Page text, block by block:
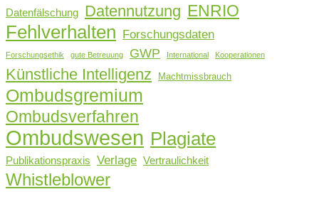
Datenfälschung Datennutzung ENRIO
Fehlverhalten Forschungsdaten
Forschungsethik gute Betreuung GWP International Kooperationen
Künstliche Intelligenz Machtmissbrauch
Ombudsgremium
Ombudsverfahren
Ombudswesen Plagiate
Publikationspraxis Verlage Vertraulichkeit
Whistleblower